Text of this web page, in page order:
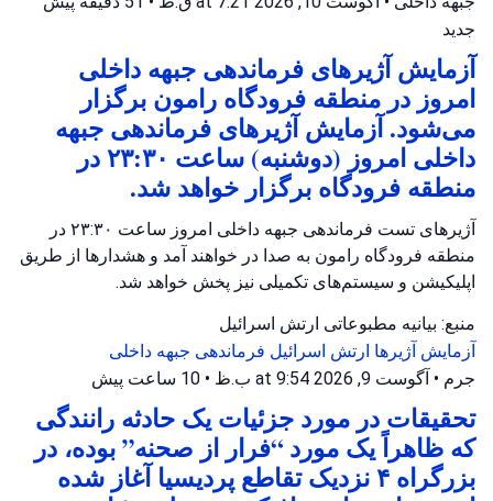
جدید
آزمایش آژیرهای فرماندهی جبهه داخلی
امروز در منطقه فرودگاه رامون برگزار
می‌شود. آزمایش آژیرهای فرماندهی جبهه
داخلی امروز (دوشنبه) ساعت ۲۳:۳۰ در
منطقه فرودگاه برگزار خواهد شد.
آژیرهای تست فرماندهی جبهه داخلی امروز ساعت ۲۳:۳۰ در
منطقه فرودگاه رامون به صدا در خواهند آمد و هشدارها از طریق
اپلیکیشن و سیستم‌های تکمیلی نیز پخش خواهد شد.
منبع: بیانیه مطبوعاتی ارتش اسرائیل
آزمایش آژیرها ارتش اسرائیل فرماندهی جبهه داخلی
جرم • آگوست 9, 2026 at 9:54 ب.ظ • 10 ساعت پیش
تحقیقات در مورد جزئیات یک حادثه رانندگی
که ظاهراً یک مورد “فرار از صحنه” بوده، در
بزرگراه ۴ نزدیک تقاطع پردیسیا آغاز شده